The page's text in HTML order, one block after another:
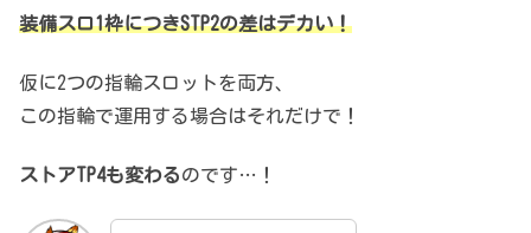
装備スロ1枠につきSTP2の差はデカい！
仮に2つの指輪スロットを両方、
この指輪で運用する場合はそれだけで！
ストアTP4も変わるのです…！